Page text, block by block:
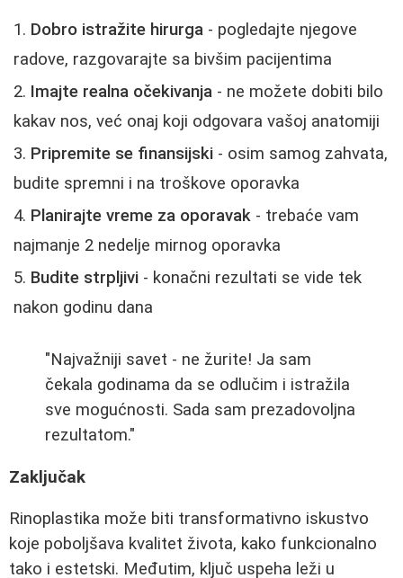
Dobro istražite hirurga - pogledajte njegove
radove, razgovarajte sa bivšim pacijentima
Imajte realna očekivanja - ne možete dobiti bilo
kakav nos, već onaj koji odgovara vašoj anatomiji
Pripremite se finansijski - osim samog zahvata,
budite spremni i na troškove oporavka
Planirajte vreme za oporavak - trebaće vam
najmanje 2 nedelje mirnog oporavka
Budite strpljivi - konačni rezultati se vide tek
nakon godinu dana
"Najvažniji savet - ne žurite! Ja sam
čekala godinama da se odlučim i istražila
sve mogućnosti. Sada sam prezadovoljna
rezultatom."
Zaključak
Rinoplastika može biti transformativno iskustvo
koje poboljšava kvalitet života, kako funkcionalno
tako i estetski. Međutim, ključ uspeha leži u